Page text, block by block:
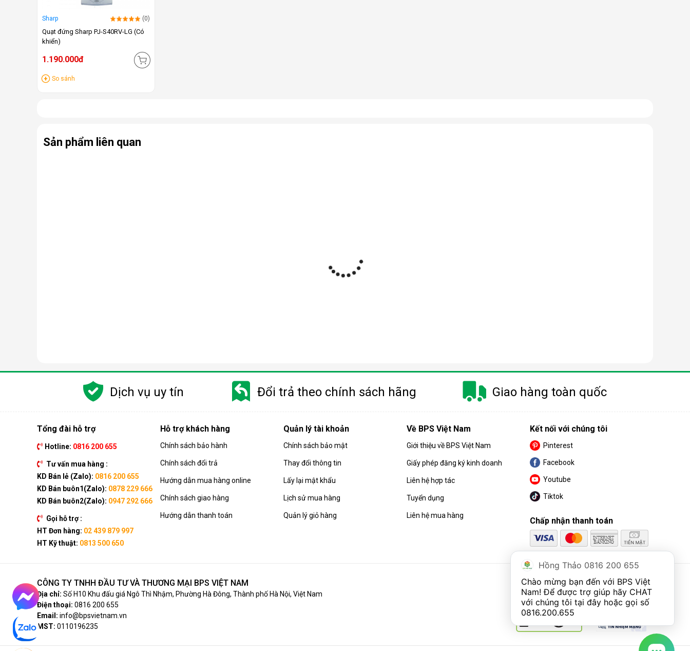
Sharp (0)
Quạt đứng Sharp PJ-S40RV-LG (Có
khiển)
1.190.000đ
So sánh
Sản phẩm liên quan
Dịch vụ uy tín Đổi trả theo chính sách hãng Giao hàng toàn quốc
Tổng đài hỗ trợ
Hotline: 0816 200 655
Tư vấn mua hàng :
KD Bán lẻ (Zalo): 0816 200 655
KD Bán buôn1(Zalo): 0878 229 666
KD Bán buôn2(Zalo): 0947 292 666
Gọi hỗ trợ :
HT Đơn hàng: 02 439 879 997
HT Kỹ thuật: 0813 500 650
Hỗ trợ khách hàng
Chính sách bảo hành
Chính sách đổi trả
Hướng dẫn mua hàng online
Chính sách giao hàng
Hướng dẫn thanh toán
Quản lý tài khoản
Chính sách bảo mật
Thay đổi thông tin
Lấy lại mật khẩu
Lịch sử mua hàng
Quản lý giỏ hàng
Về BPS Việt Nam
Giới thiệu về BPS Việt Nam
Giấy phép đăng ký kinh doanh
Liên hệ hợp tác
Tuyển dụng
Liên hệ mua hàng
Kết nối với chúng tôi
Pinterest
Facebook
Youtube
Tiktok
Chấp nhận thanh toán
CÔNG TY TNHH ĐẦU TƯ VÀ THƯƠNG MẠI BPS VIỆT NAM
Địa chỉ: Số H10 Khu đấu giá Ngô Thì Nhậm, Phường Hà Đông, Thành phố Hà Nội, Việt Nam
Điện thoại: 0816 200 655
Email: info@bpsvietnam.vn
MST: 0110196235
Hồng Thảo 0816 200 655
Chào mừng bạn đến với BPS Việt
Nam! Để được trợ giúp hãy CHAT
0816.200.655